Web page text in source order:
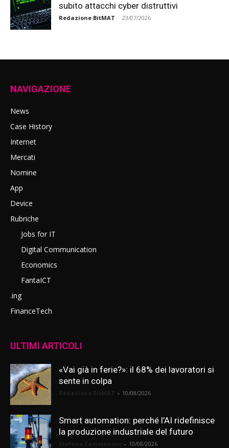
subito attacchi cyber distruttivi
Redazione BitMAT - 23/07/2026
NAVIGAZIONE
News
Case History
Internet
Mercati
Nomine
App
Device
Rubriche
Jobs for IT
Digital Communication
Economics
FantaICT
.ing
FinanceTech
ULTIMI ARTICOLI
«Vai già in ferie?»: il 68% dei lavoratori si
sente in colpa
- 10/08/2026
Smart automation: perché l’AI ridefinisce
la produzione industriale del futuro
- 10/08/2026